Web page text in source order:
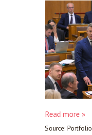
Read more »
Source: